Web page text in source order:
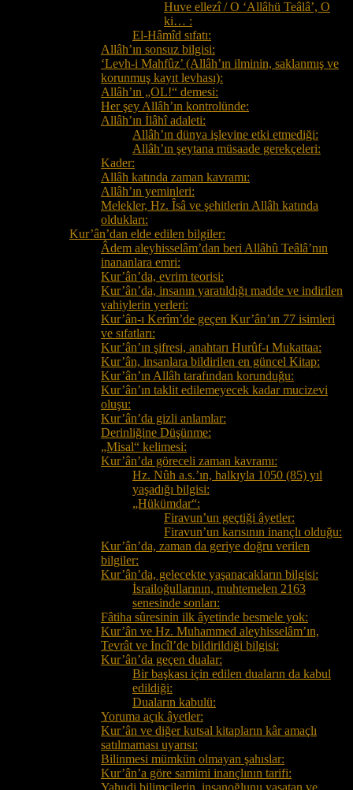
Huve ellezî / O ‘Allâhü Teâlâ’, O
ki… :
El-Hâmîd sıfatı:
Allâh’ın sonsuz bilgisi:
‘Levh-i Mahfûz’ (Allâh’ın ilminin, saklanmış ve
korunmuş kayıt levhası):
Allâh’ın „OL!“ demesi:
Her şey Allâh’ın kontrolünde:
Allâh’ın İlâhî adaleti:
Allâh’ın dünya işlevine etki etmediği:
Allâh’ın şeytana müsaade gerekçeleri:
Kader:
Allâh katında zaman kavramı:
Allâh’ın yeminleri:
Melekler, Hz. Îsâ ve şehitlerin Allâh katında
oldukları:
Kur’ân’dan elde edilen bilgiler:
Âdem aleyhisselâm’dan beri Allâhû Teâlâ’nın
inananlara emri:
Kur’ân’da, evrim teorisi:
Kur’ân’da, insanın yaratıldığı madde ve indirilen
vahiylerin yerleri:
Kur’ân-ı Kerîm’de geçen Kur’ân’ın 77 isimleri
ve sıfatları:
Kur’ân’ın şifresi, anahtarı Hurûf-ı Mukattaa:
Kur’ân, insanlara bildirilen en güncel Kitap:
Kur’ân’ın Allâh tarafından korunduğu:
Kur’ân’ın taklit edilemeyecek kadar mucizevi
oluşu:
Kur’ân’da gizli anlamlar:
Derinliğine Düşünme:
„Misal“ kelimesi:
Kur’ân’da göreceli zaman kavramı:
Hz. Nûh a.s.’ın, halkıyla 1050 (85) yıl
yaşadığı bilgisi:
„Hükümdar“:
Firavun’un geçtiği âyetler:
Firavun’un karısının inançlı olduğu:
Kur’ân’da, zaman da geriye doğru verilen
bilgiler:
Kur’ân’da, gelecekte yaşanacakların bilgisi:
İsrailoğullarının, muhtemelen 2163
senesinde sonları:
Fâtiha sûresinin ilk âyetinde besmele yok:
Kur’ân ve Hz. Muhammed aleyhisselâm’ın,
Tevrât ve İncîl’de bildirildiği bilgisi:
Kur’ân’da geçen dualar:
Bir başkası için edilen duaların da kabul
edildiği:
Duaların kabulü:
Yoruma açık âyetler:
Kur’ân ve diğer kutsal kitapların kâr amaçlı
satılmaması uyarısı:
Bilinmesi mümkün olmayan şahıslar:
Kur’ân’a göre samimi inançlının tarifi:
Yahudi bilimcilerin, insanoğlunu yaşatan ve